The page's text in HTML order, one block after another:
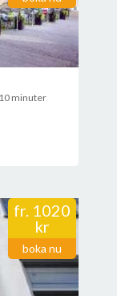
minuter
fr. 1020
kr
boka nu